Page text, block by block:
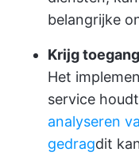
belangrijke
Krijg
Het
service
analyseren
gedragdit